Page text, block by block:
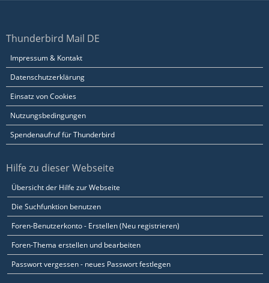
Thunderbird Mail DE
Impressum & Kontakt
Datenschutzerklärung
Einsatz von Cookies
Nutzungsbedingungen
Spendenaufruf für Thunderbird
Hilfe zu dieser Webseite
Übersicht der Hilfe zur Webseite
Die Suchfunktion benutzen
Foren-Benutzerkonto - Erstellen (Neu registrieren)
Foren-Thema erstellen und bearbeiten
Passwort vergessen - neues Passwort festlegen